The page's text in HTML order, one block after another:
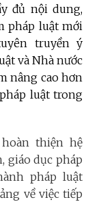
đủ nội dung,
pháp luật mới
truyền ý
và Nhà nước
nâng cao hơn
luật trong
thiện hệ
giáo dục pháp
pháp luật
về việc tiếp